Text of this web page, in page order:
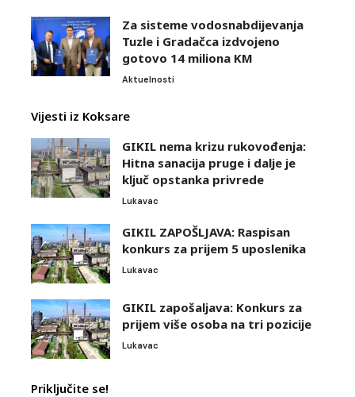
Za sisteme vodosnabdijevanja
Tuzle i Gradačca izdvojeno
gotovo 14 miliona KM
Aktuelnosti
Vijesti iz Koksare
GIKIL nema krizu rukovođenja:
Hitna sanacija pruge i dalje je
ključ opstanka privrede
Lukavac
GIKIL ZAPOŠLJAVA: Raspisan
konkurs za prijem 5 uposlenika
Lukavac
GIKIL zapošaljava: Konkurs za
prijem više osoba na tri pozicije
Lukavac
Priključite se!